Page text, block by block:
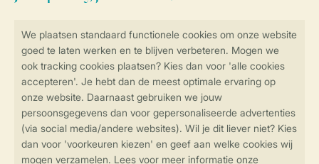
Veilig en snel online boeken
Veilige gegevensoverdracht
Veilige betaling